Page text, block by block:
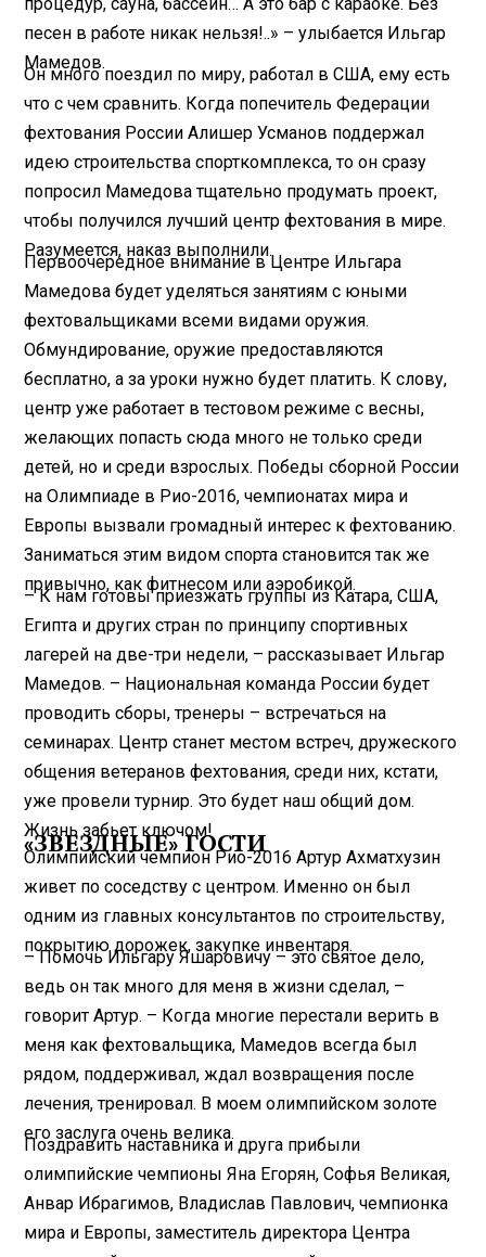
процедур, сауна, бассейн… А это бар с караоке. Без
песен в работе никак нельзя!..» – улыбается Ильгар
Мамедов.
Он много поездил по миру, работал в США, ему есть
что с чем сравнить. Когда попечитель Федерации
фехтования России Алишер Усманов поддержал
идею строительства спорткомплекса, то он сразу
попросил Мамедова тщательно продумать проект,
чтобы получился лучший центр фехтования в мире.
Разумеется, наказ выполнили.
Первоочередное внимание в Центре Ильгара
Мамедова будет уделяться занятиям с юными
фехтовальщиками всеми видами оружия.
Обмундирование, оружие предоставляются
бесплатно, а за уроки нужно будет платить. К слову,
центр уже работает в тестовом режиме с весны,
желающих попасть сюда много не только среди
детей, но и среди взрослых. Победы сборной России
на Олимпиаде в Рио-2016, чемпионатах мира и
Европы вызвали громадный интерес к фехтованию.
Заниматься этим видом спорта становится так же
привычно, как фитнесом или аэробикой.
– К нам готовы приезжать группы из Катара, США,
Египта и других стран по принципу спортивных
лагерей на две-три недели, – рассказывает Ильгар
Мамедов. – Национальная команда России будет
проводить сборы, тренеры – встречаться на
семинарах. Центр станет местом встреч, дружеского
общения ветеранов фехтования, среди них, кстати,
уже провели турнир. Это будет наш общий дом.
Жизнь забьет ключом!
«ЗВЕЗДНЫЕ» ГОСТИ
Олимпийский чемпион Рио-2016 Артур Ахматхузин
живет по соседству с центром. Именно он был
одним из главных консультантов по строительству,
покрытию дорожек, закупке инвентаря.
– Помочь Ильгару Яшаровичу – это святое дело,
ведь он так много для меня в жизни сделал, –
говорит Артур. – Когда многие перестали верить в
меня как фехтовальщика, Мамедов всегда был
рядом, поддерживал, ждал возвращения после
лечения, тренировал. В моем олимпийском золоте
его заслуга очень велика.
Поздравить наставника и друга прибыли
олимпийские чемпионы Яна Егорян, Софья Великая,
Анвар Ибрагимов, Владислав Павлович, чемпионка
мира и Европы, заместитель директора Центра